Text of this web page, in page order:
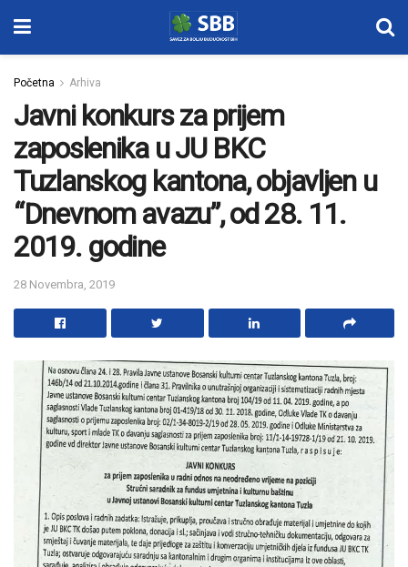
Početna Arhiva
Javni konkurs za prijem
zaposlenika u JU BKC
Tuzlanskog kantona, objavljen u
“Dnevnom avazu”, od 28. 11.
2019. godine
28 Novembra, 2019